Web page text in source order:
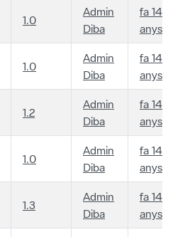
1.0
Admin
Diba
fa 14
anys
1.0
Admin
Diba
fa 14
anys
1.2
Admin
Diba
fa 14
anys
1.0
Admin
Diba
fa 14
anys
1.3
Admin
Diba
fa 14
anys